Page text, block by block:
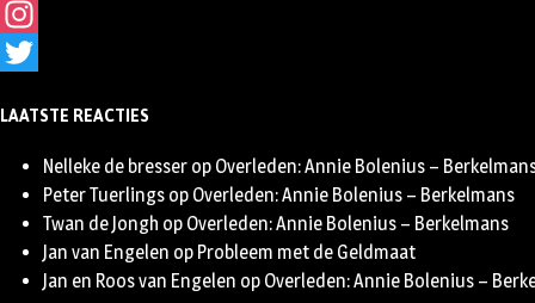
Facebook
Instagram
LAATSTE REACTIES
Nelleke de bresser op Overleden: Annie Bolenius –
Peter Tuerlings op Overleden: Annie Bolenius – Berkelmans
Twan de Jongh op Overleden: Annie Bolenius – Berkelmans
Jan van Engelen op Probleem met de Geldmaat
Jan en Roos van Engelen op Overleden: Annie Bolenius –